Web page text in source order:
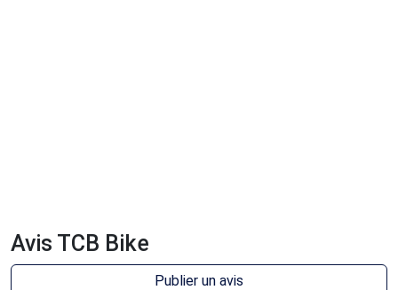
Avis TCB Bike
Publier un avis